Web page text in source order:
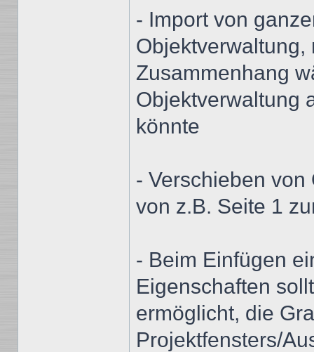
- Import von
Zusammenhang
Objektverwaltung
könnte
- Verschieben
von z.B. Seite 1
- Beim Einfügen
Eigenschaften
ermöglicht, die
Projektfensters/